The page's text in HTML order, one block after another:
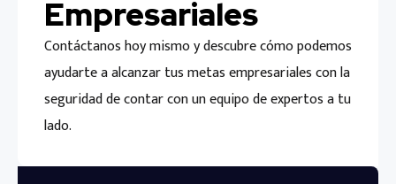
Empresariales
Contáctanos hoy mismo y descubre cómo podemos
ayudarte a alcanzar tus metas empresariales con la
seguridad de contar con un equipo de expertos a tu
lado.